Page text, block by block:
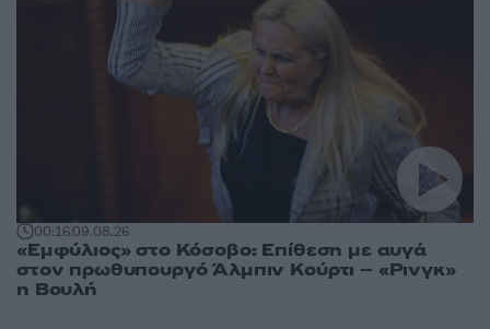
00:1609.08.26
«Εμφύλιος» στο Κόσοβο: Επίθεση με αυγά
στον πρωθυπουργό Άλμπιν Κούρτι – «Ρινγκ»
η Βουλή